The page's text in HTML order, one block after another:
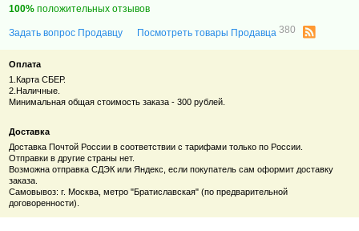
100% положительных отзывов
Задать вопрос Продавцу Посмотреть товары Продавца380
Оплата
1.Карта СБЕР.
2.Наличные.
Минимальная общая стоимость заказа - 300 рублей.
Доставка
Доставка Почтой России в соответствии с тарифами только по России.
Отправки в другие страны нет.
Возможна отправка СДЭК или Яндекс, если покупатель сам оформит доставку
заказа.
Самовывоз: г. Москва, метро "Братиславская" (по предварительной
договоренности).